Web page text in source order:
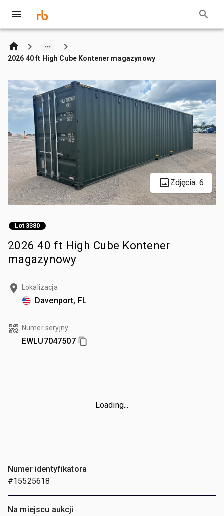
2026 40 ft High Cube Kontener magazynowy
Zdjęcia: 6
Lot 3380
2026 40 ft High Cube Kontener
magazynowy
Lokalizacja
Davenport, FL
Numer seryjny
EWLU7047507
Loading...
Numer identyfikatora
#15525618
Na miejscu aukcji